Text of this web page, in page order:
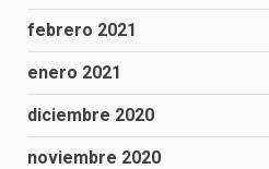
febrero 2021
enero 2021
diciembre 2020
noviembre 2020